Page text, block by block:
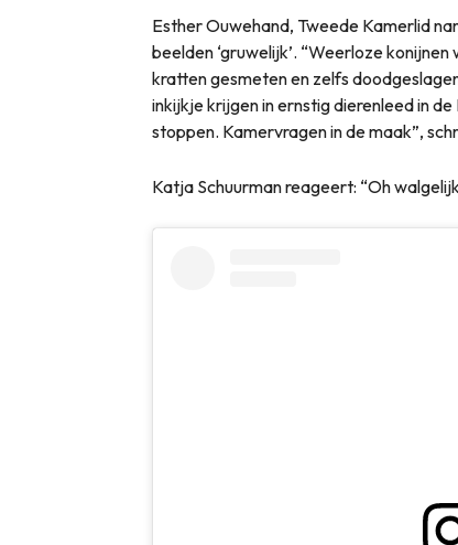
Esther Ouwehand, Tweede Kamerlid
beelden ‘gruwelijk’. “Weerloze
kratten gesmeten en zelfs
inkijkje krijgen in ernstig dierenleed in
stoppen. Kamervragen in de maak”,
Katja Schuurman reageert: “Oh